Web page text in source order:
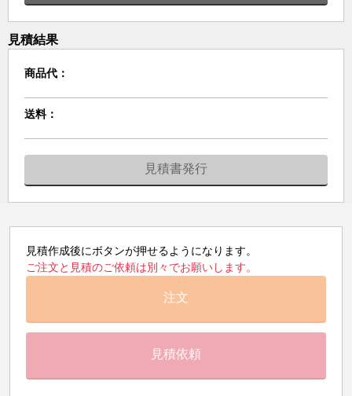
見積結果
商品代：
送料：
見積書発行
見積作成後にボタンが押せるようになります。
ご注文と見積のご依頼は別々でお願いします。
注文
見積依頼